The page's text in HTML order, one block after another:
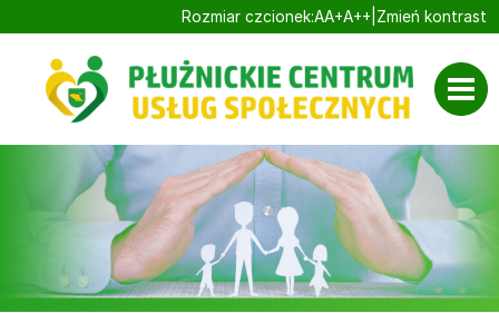
Przejdź do głównej treściRozmiar czcionek:Ustaw domyślną
AUstaw większą
A+Ustaw największą
A++ Zmień kontrast